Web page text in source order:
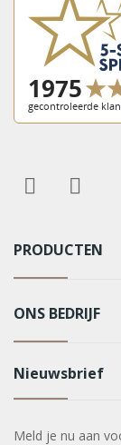
PRODUCTEN
ONS BEDRIJF
Nieuwsbrief
Meld je nu aan